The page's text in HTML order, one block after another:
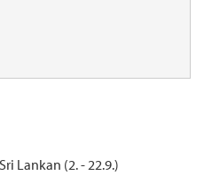
Lankan (2. - 22.9.)